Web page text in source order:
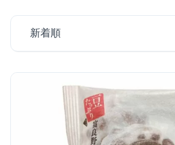
新着順